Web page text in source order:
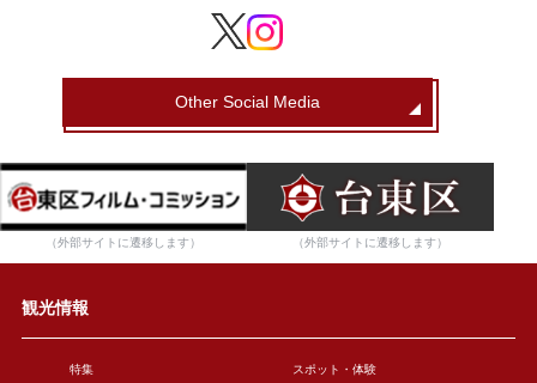
Other Social Media
（外部サイトに遷移します） （外部サイトに遷移します）
観光情報
特集 スポット・体験